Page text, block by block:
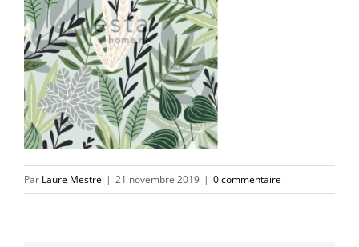
Par Laure Mestre | 21 novembre 2019 | 0 commentaire